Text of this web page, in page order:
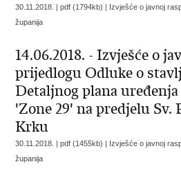
30.11.2018. | pdf (1794kb) | Izvješće o javnoj
županija
14.06.2018. - Izvješće o
prijedlogu Odluke o
Detaljnog plana
'Zone 29' na predjelu Sv.
Krku
30.11.2018. | pdf (1455kb) | Izvješće o javnoj
županija